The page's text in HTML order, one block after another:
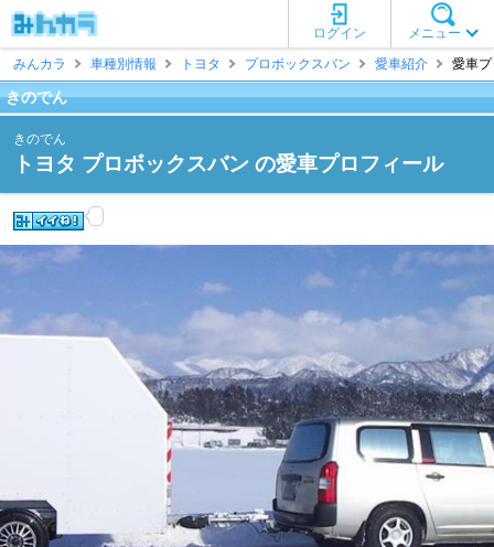
メニュー
ログイン
みんカラ
車種別情報 トヨタ プロボックスバン 愛車紹介 愛車
きのでん
きのでん
トヨタ プロボックスバン の愛車プロフィール